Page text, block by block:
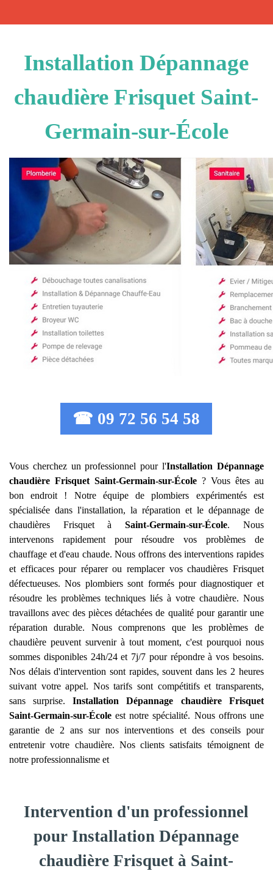
Installation Dépannage
chaudière Frisquet Saint-
Germain-sur-École
☎ 09 72 56 54 58
Vous cherchez un professionnel pour l'Installation Dépannage
chaudière Frisquet Saint-Germain-sur-École? Vous êtes au
bon endroit ! Notre équipe de plombiers expérimentés est
spécialisée dans l'installation, la réparation et le dépannage de
chaudières Frisquet àSaint-Germain-sur-École. Nous
intervenons rapidement pour résoudre vos problèmes de
chauffage et d'eau chaude. Nous offrons des interventions rapides
et efficaces pour réparer ou remplacer vos chaudières Frisquet
défectueuses. Nos plombiers sont formés pour diagnostiquer et
résoudre les problèmes techniques liés à votre chaudière. Nous
travaillons avec des pièces détachées de qualité pour garantir une
réparation durable. Nous comprenons que les problèmes de
chaudière peuvent survenir à tout moment, c'est pourquoi nous
sommes disponibles 24h/24 et 7j/7 pour répondre à vos besoins.
Nos délais d'intervention sont rapides, souvent dans les 2 heures
suivant votre appel. Nos tarifs sont compétitifs et transparents,
sans surprise.Installation Dépannage chaudière Frisquet
Saint-Germain-sur-École est notre spécialité. Nous offrons une
garantie de 2 ans sur nos interventions et des conseils pour
entretenir votre chaudière. Nos clients satisfaits témoignent de
notre professionnalisme et
Intervention d'un professionnel
pour Installation Dépannage
chaudière Frisquet à Saint-